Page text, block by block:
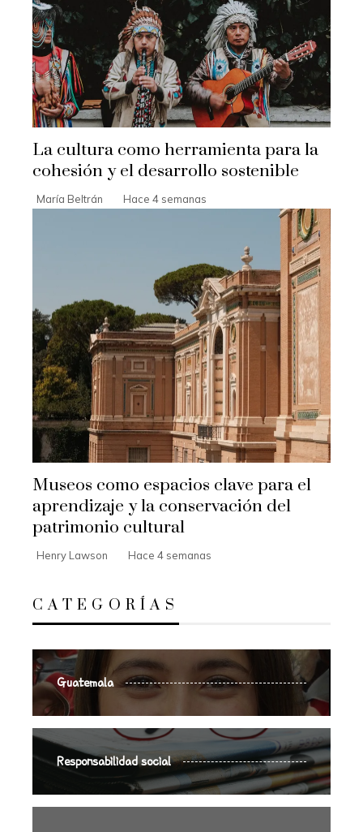
La cultura como herramienta para la
cohesión y el desarrollo sostenible
María Beltrán Hace 4 semanas
Museos como espacios clave para el
aprendizaje y la conservación del
patrimonio cultural
Henry Lawson Hace 4 semanas
CATEGORÍAS
Guatemala
Responsabilidad social